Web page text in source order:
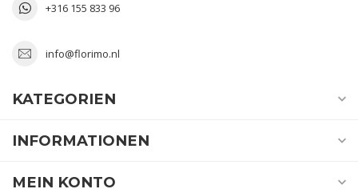
+316 155 833 96
info@florimo.nl
KATEGORIEN
INFORMATIONEN
MEIN KONTO